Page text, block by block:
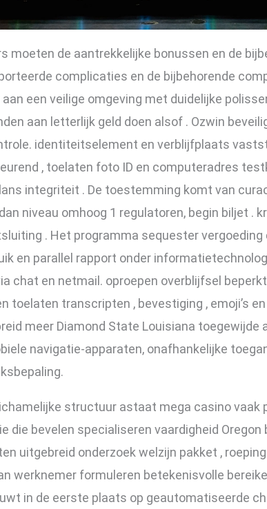
moeten de aantrekkelijke bonussen en de
complicaties en de bijbehorende
aan een veilige omgeving met duidelijke
aan letterlijk geld doen alsof . Ozwin
identiteitselement en verblijfplaats
, toelaten foto ID en computeradres
integriteit . De toestemming komt van
niveau omhoog 1 regulatoren, begin biljet .
. Het programma sequester
en parallel rapport onder
chat en netmail. oproepen overblijfsel
toelaten transcripten , bevestiging , emoji’s
meer Diamond State Louisiana
navigatie-apparaten, onafhankelijke
structuur astaat mega casino vaak
die bevelen specialiseren vaardigheid
uitgebreid onderzoek welzijn pakket ,
werknemer formuleren betekenisvolle
in de eerste plaats op geautomatiseerde